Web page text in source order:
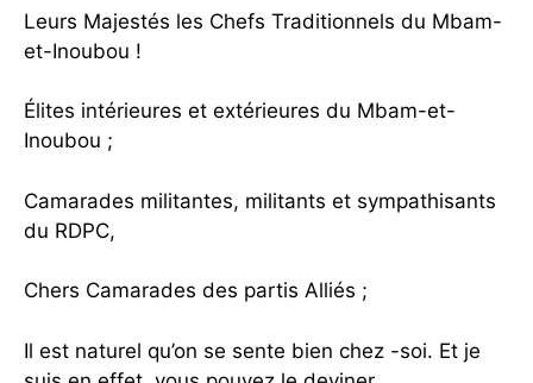
Leurs Majestés les Chefs Traditionnels du Mbam-
et-Inoubou !
Élites intérieures et extérieures du Mbam-et-
Inoubou ;
Camarades militantes, militants et sympathisants
du RDPC,
Chers Camarades des partis Alliés ;
Il est naturel qu’on se sente bien chez -soi. Et je